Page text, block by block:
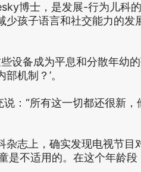
博士，是发展-行为儿科
少孩子语言和社交能力的
设备成为平息和分散年幼
机制？’。
：“所有这一切都还很新，
杂志上，确实发现电视节
是不适用的。在这个年龄段